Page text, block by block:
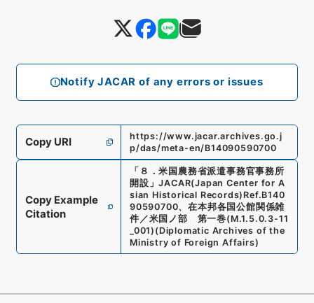
Notify JACAR of any errors or issues
Copy URI
https://www.jacar.archives.go.j
p/das/meta-en/B14090590700
Copy Example
Citation
「 ８．米国農務省派遣事務官事務所
開設 」JACAR(Japan Center for A
sian Historical Records) Ref.B140
90590700、在本邦各国公館関係雑
件／米国ノ部 第一巻(M.1.5.0.3-11
_001) (Diplomatic Archives of the
Ministry of Foreign Affairs)